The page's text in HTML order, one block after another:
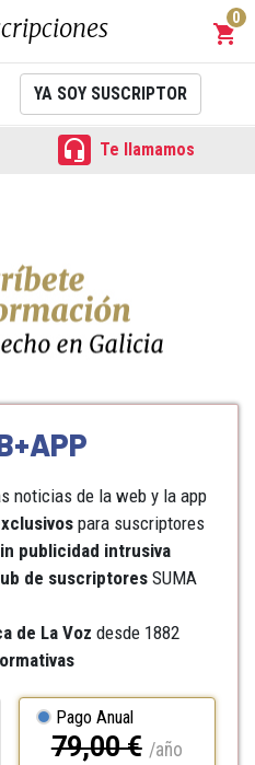
shopping_cart
0
YA SOY SUSCRIPTOR
 Te llamamos
noticias de la web y la app
para suscriptores
publicidad intrusiva
de suscriptores SUMA
de La Voz desde 1882
Pago Anual
79,00 € /año